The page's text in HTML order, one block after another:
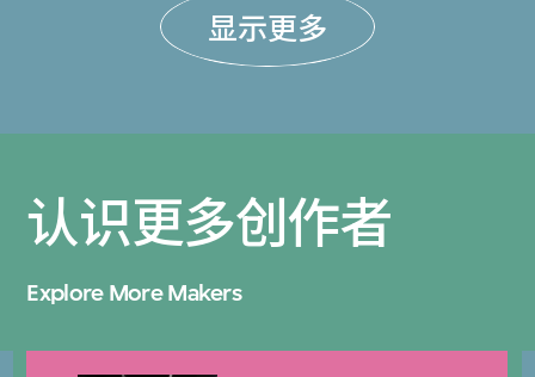
显示更多
认识更多创作者
Explore More Makers